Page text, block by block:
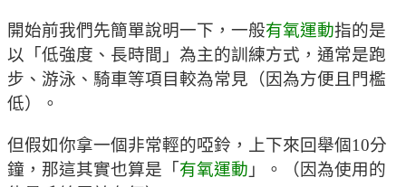
開始前我們先簡單說明一下，一般有氧運動指的是
以「低強度、長時間」為主的訓練方式，通常是跑
步、游泳、騎車等項目較為常見（因為方便且門檻
低）。
但假如你拿一個非常輕的啞鈴，上下來回舉個10分
鐘，那這其實也算是「有氧運動 」。（因為使用的